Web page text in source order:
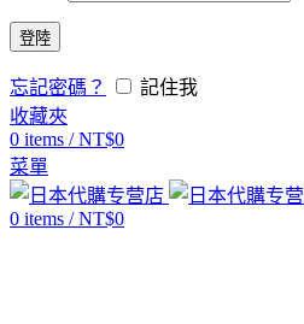
登陸
忘記密碼？
記住我
收藏夾
0 items / NT$0
菜單
0 items / NT$0